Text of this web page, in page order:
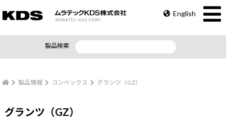
English
製品検索
製品情報 コンベックス グランツ（GZ）
グランツ（GZ）